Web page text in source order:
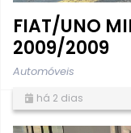
FIAT/UNO
2009/2009
Automóveis
há 2 dias